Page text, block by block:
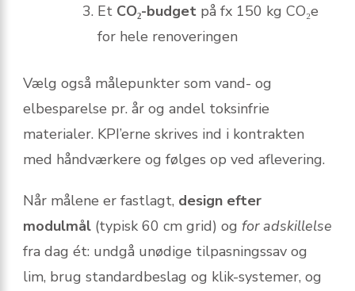
Et CO₂-budget på fx 150 kg CO₂e
for hele renoveringen
Vælg også målepunkter som vand- og
elbesparelse pr. år og andel toksinfrie
materialer. KPI’erne skrives ind i kontrakten
med håndværkere og følges op ved aflevering.
Når målene er fastlagt, design efter
modulmål (typisk 60 cm grid) og for adskillelse
fra dag ét: undgå unødige tilpasningssav og
lim, brug standardbeslag og klik-systemer, og